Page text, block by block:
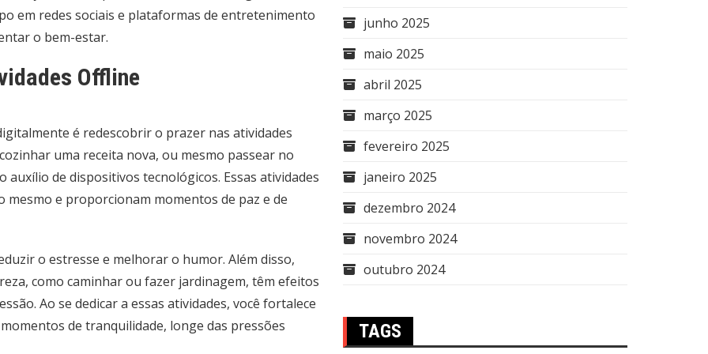
em redes sociais e plataformas de entretenimento
o bem-estar.
Offline
é redescobrir o prazer nas atividades
uma receita nova, ou mesmo passear no
de dispositivos tecnológicos. Essas atividades
e proporcionam momentos de paz e de
o estresse e melhorar o humor. Além disso,
como caminhar ou fazer jardinagem, têm efeitos
Ao se dedicar a essas atividades, você fortalece
de tranquilidade, longe das pressões
junho 2025
maio 2025
abril 2025
março 2025
fevereiro 2025
janeiro 2025
dezembro 2024
novembro 2024
outubro 2024
TAGS